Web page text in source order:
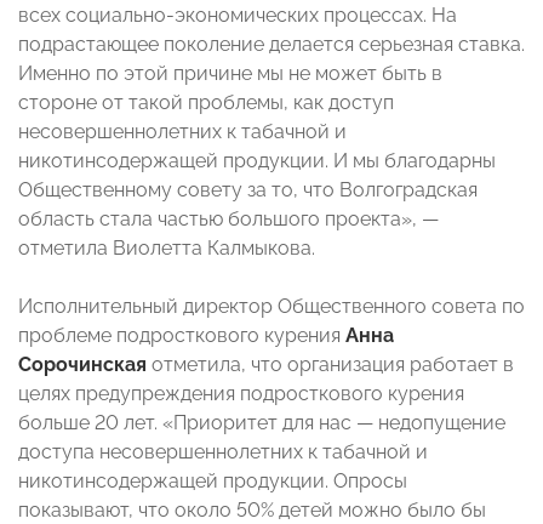
всех социально-экономических процессах. На
подрастающее поколение делается серьезная ставка.
Именно по этой причине мы не может быть в
стороне от такой проблемы, как доступ
несовершеннолетних к табачной и
никотинсодержащей продукции. И мы благодарны
Общественному совету за то, что Волгоградская
область стала частью большого проекта», —
отметила Виолетта Калмыкова.
Исполнительный директор Общественного совета по
проблеме подросткового курения Анна
Сорочинская отметила, что организация работает в
целях предупреждения подросткового курения
больше 20 лет. «Приоритет для нас — недопущение
доступа несовершеннолетних к табачной и
никотинсодержащей продукции. Опросы
показывают, что около 50% детей можно было бы